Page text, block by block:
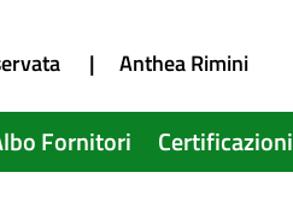
| Anthea Rimini
Fornitori Certificazioni